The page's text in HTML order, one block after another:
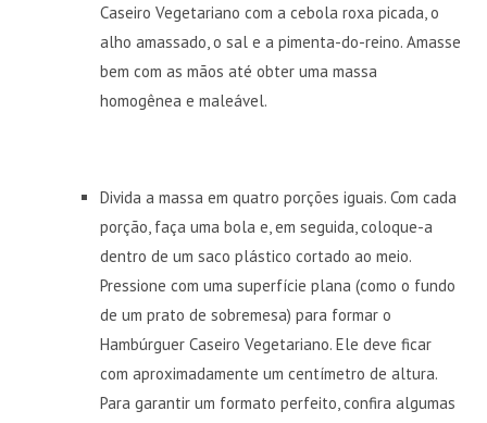
Caseiro Vegetariano com a cebola roxa picada, o
alho amassado, o sal e a pimenta-do-reino. Amasse
bem com as mãos até obter uma massa
homogênea e maleável.
Divida a massa em quatro porções iguais. Com cada
porção, faça uma bola e, em seguida, coloque-a
dentro de um saco plástico cortado ao meio.
Pressione com uma superfície plana (como o fundo
de um prato de sobremesa) para formar o
Hambúrguer Caseiro Vegetariano. Ele deve ficar
com aproximadamente um centímetro de altura.
Para garantir um formato perfeito, confira algumas